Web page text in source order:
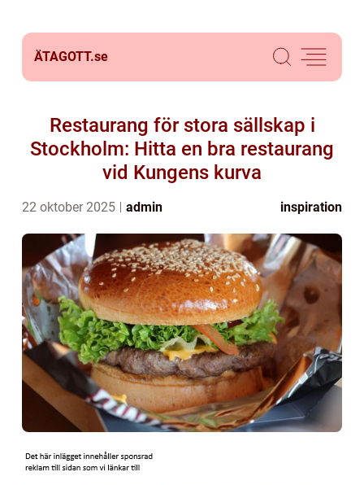
ÄTAGOTT.se
Restaurang för stora sällskap i
Stockholm: Hitta en bra restaurang
vid Kungens kurva
22 oktober 2025 admin inspiration